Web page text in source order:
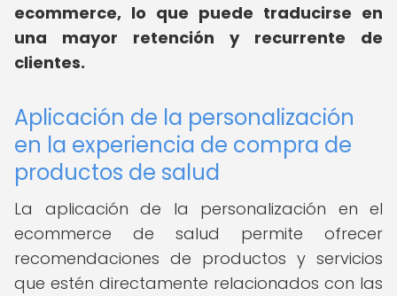
ecommerce, lo que puede traducirse en
una mayor retención y recurrente de
clientes.
Aplicación de la personalización
en la experiencia de compra de
productos de salud
La aplicación de la personalización en el
ecommerce de salud permite ofrecer
recomendaciones de productos y servicios
que estén directamente relacionados con las